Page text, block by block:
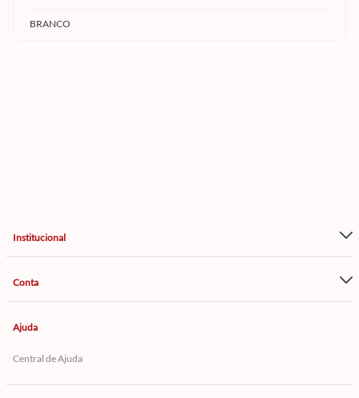
BRANCO
Institucional
Conta
Ajuda
Central de Ajuda